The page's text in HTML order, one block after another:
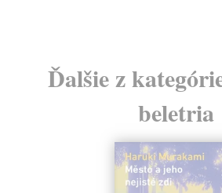
Ďalšie z
beletria